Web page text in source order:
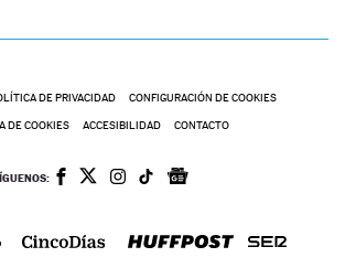
DE PRIVACIDAD CONFIGURACIÓN DE COOKIES
DE COOKIES ACCESIBILIDAD CONTACTO